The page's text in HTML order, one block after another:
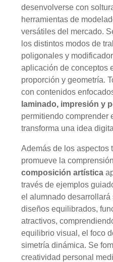
desenvolverse con
herramientas de
versátiles del mercado.
los distintos modos de
poligonales y
aplicación de conceptos
proporción y geometría.
con contenidos
laminado, impresión y
permitiendo comprender
transforma una idea
Además de los aspectos
promueve la
composición artística
través de ejemplos
el alumnado
diseños equilibrados,
atractivos,
equilibrio visual, el foco
simetría dinámica. Se
creatividad personal